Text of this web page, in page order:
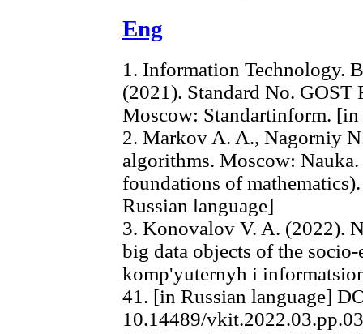
Eng
1. Information Technology.
(2021). Standard No.
Moscow: Standartinform. [in
2. Markov A. A., Nagorniy
algorithms. Moscow:
foundations of
Russian language]
3. Konovalov V. A. (2022).
big data objects of the
komp'yuternyh i
41. [in Russian language]
10.14489/